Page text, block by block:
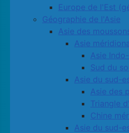
Europe de l'Est
Géographie de l'Asie
Asie des
Asie
Asie
Sud du
Asie du sud-
Asie des
Triangle
Chine
Asie du sud-